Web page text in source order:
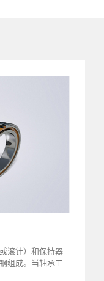
滚针）和保持器
组成。当轴承工